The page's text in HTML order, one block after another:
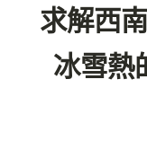
求解西
冰雪熱